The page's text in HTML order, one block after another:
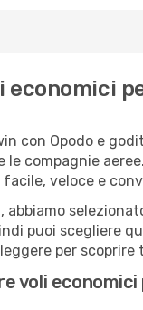
economici
con Opodo e
compagnie
veloce e
abbiamo
puoi scegliere
per
voli economici